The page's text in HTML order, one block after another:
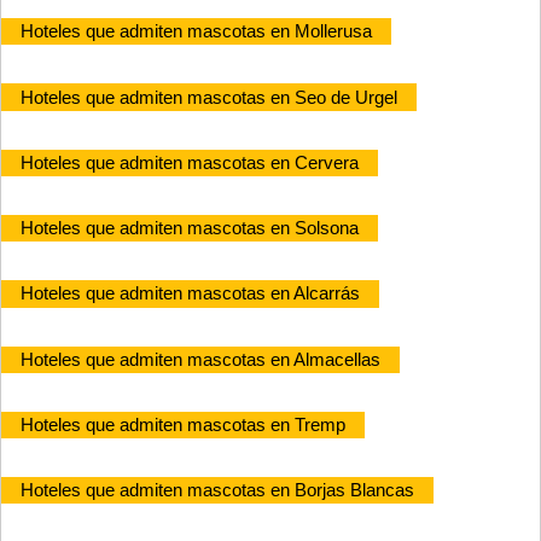
Hoteles que admiten mascotas en Mollerusa
Hoteles que admiten mascotas en Seo de Urgel
Hoteles que admiten mascotas en Cervera
Hoteles que admiten mascotas en Solsona
Hoteles que admiten mascotas en Alcarrás
Hoteles que admiten mascotas en Almacellas
Hoteles que admiten mascotas en Tremp
Hoteles que admiten mascotas en Borjas Blancas